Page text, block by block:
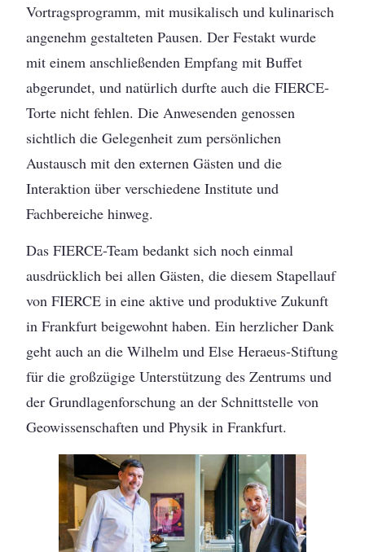
Vortragsprogramm, mit musikalisch und kulinarisch
angenehm gestalteten Pausen. Der Festakt wurde
mit einem anschließenden Empfang mit Buffet
abgerundet, und natürlich durfte auch die FIERCE-
Torte nicht fehlen. Die Anwesenden genossen
sichtlich die Gelegenheit zum persönlichen
Austausch mit den externen Gästen und die
Interaktion über verschiedene Institute und
Fachbereiche hinweg.
Das FIERCE-Team bedankt sich noch einmal
ausdrücklich bei allen Gästen, die diesem Stapellauf
von FIERCE in eine aktive und produktive Zukunft
in Frankfurt beigewohnt haben. Ein herzlicher Dank
geht auch an die Wilhelm und Else Heraeus-Stiftung
für die großzügige Unterstützung des Zentrums und
der Grundlagenforschung an der Schnittstelle von
Geowissenschaften und Physik in Frankfurt.